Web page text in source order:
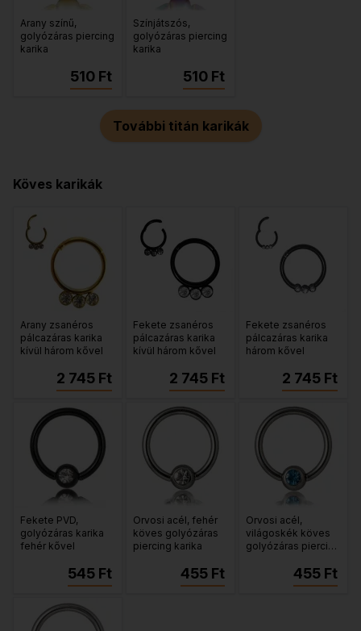
Arany színű,
golyózáras piercing
karika
510 Ft
Színjátszós,
golyózáras piercing
karika
510 Ft
További titán karikák
Köves karikák
Arany zsanéros
pálcazáras karika
kívül három kővel
2 745 Ft
Fekete zsanéros
pálcazáras karika
kívül három kővel
2 745 Ft
Fekete zsanéros
pálcazáras karika
három kővel
2 745 Ft
Fekete PVD,
golyózáras karika
fehér kővel
545 Ft
Orvosi acél, fehér
köves golyózáras
piercing karika
455 Ft
Orvosi acél,
világoskék köves
golyózáras piercing
455 Ft